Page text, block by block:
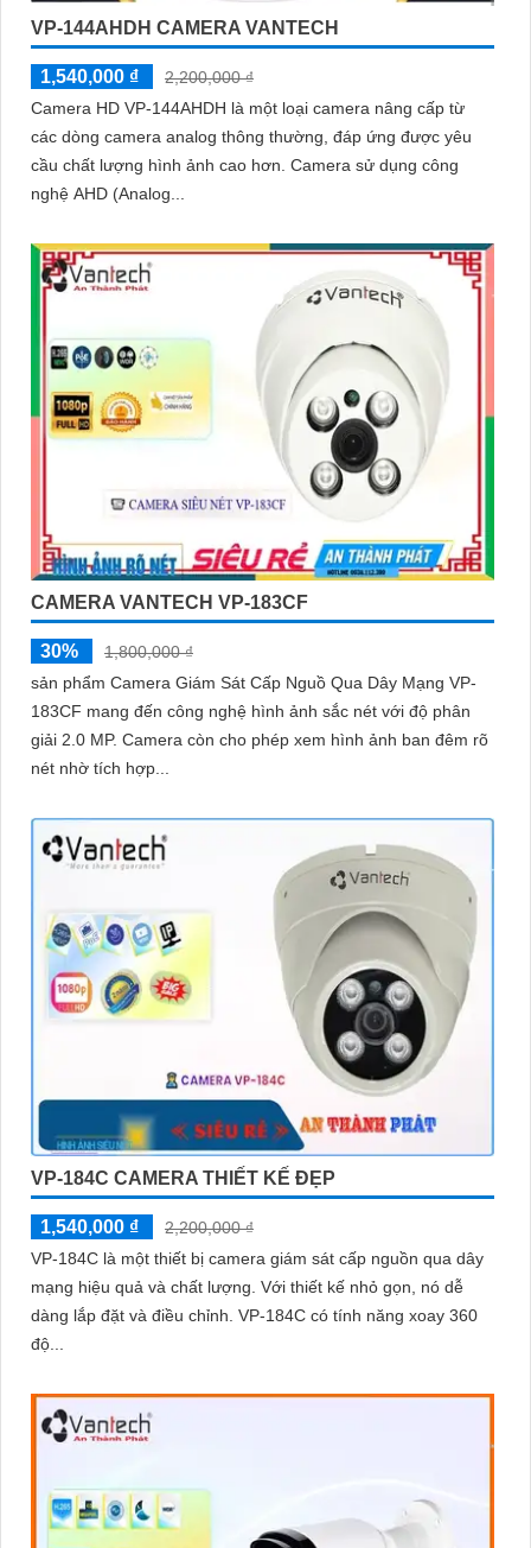
VP-144AHDH CAMERA VANTECH
1,540,000 ₫
2,200,000 ₫
Camera HD VP-144AHDH là một loại camera nâng cấp từ
các dòng camera analog thông thường, đáp ứng được yêu
cầu chất lượng hình ảnh cao hơn. Camera sử dụng công
nghệ AHD (Analog...
CAMERA VANTECH VP-183CF
30%
1,800,000 ₫
sản phẩm Camera Giám Sát Cấp Nguồ Qua Dây Mạng VP-
183CF mang đến công nghệ hình ảnh sắc nét với độ phân
giải 2.0 MP. Camera còn cho phép xem hình ảnh ban đêm rõ
nét nhờ tích hợp...
VP-184C CAMERA THIẾT KẾ ĐẸP
1,540,000 ₫
2,200,000 ₫
VP-184C là một thiết bị camera giám sát cấp nguồn qua dây
mạng hiệu quả và chất lượng. Với thiết kế nhỏ gọn, nó dễ
dàng lắp đặt và điều chỉnh. VP-184C có tính năng xoay 360
độ...